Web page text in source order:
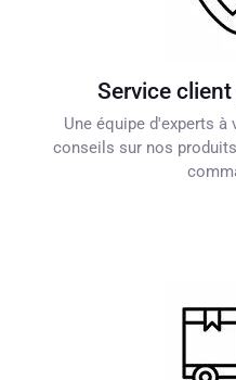
Service
Une équipe d'experts
conseils sur nos